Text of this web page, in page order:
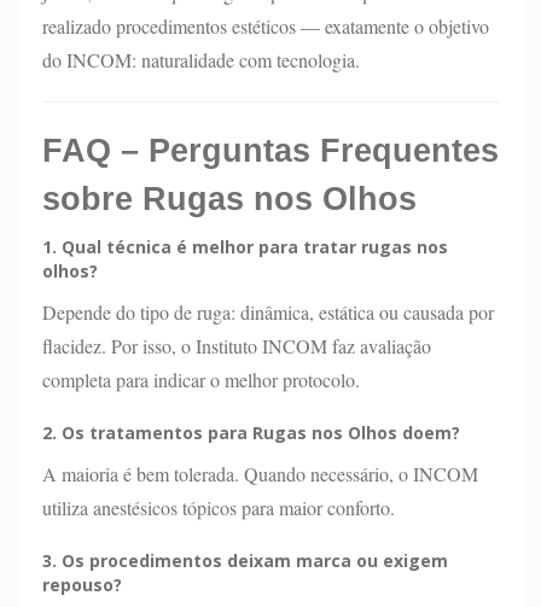
realizado procedimentos estéticos — exatamente o objetivo
do INCOM: naturalidade com tecnologia.
FAQ – Perguntas Frequentes
sobre Rugas nos Olhos
1. Qual técnica é melhor para tratar rugas nos
olhos?
Depende do tipo de ruga: dinâmica, estática ou causada por
flacidez. Por isso, o Instituto INCOM faz avaliação
completa para indicar o melhor protocolo.
2. Os tratamentos para Rugas nos Olhos doem?
A maioria é bem tolerada. Quando necessário, o INCOM
utiliza anestésicos tópicos para maior conforto.
3. Os procedimentos deixam marca ou exigem
repouso?